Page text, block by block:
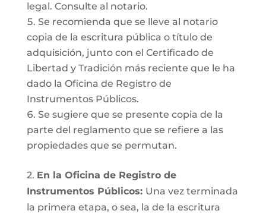
legal. Consulte al notario.
Se recomienda que se lleve al notario
copia de la escritura pública o título de
adquisición, junto con el Certificado de
Libertad y Tradición más reciente que le ha
dado la Oficina de Registro de
Instrumentos Públicos.
Se sugiere que se presente copia de la
parte del reglamento que se refiere a las
propiedades que se permutan.
2. En la Oficina de Registro de
Instrumentos Públicos: Una vez terminada
la primera etapa, o sea, la de la escritura